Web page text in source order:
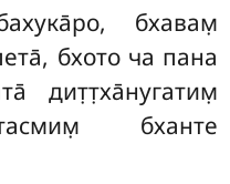
бхавам̣
бхото ча пана
дит̣т̣ха̄нугатим̣
бханте